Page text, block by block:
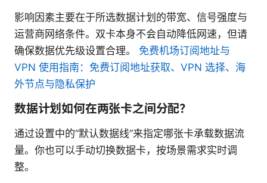
影响因素主要在于所选数据计划的带宽、信号强度与
运营商网络条件。双卡本身不会自动降低网速，但请
确保数据优先级设置合理。 免费机场订阅地址与
VPN 使用指南：免费订阅地址获取、VPN 选择、海
外节点与隐私保护
数据计划如何在两张卡之间分配？
通过设置中的“默认数据线”来指定哪张卡承载数据流
量。你也可以手动切换数据卡，按场景需求实时调
整。